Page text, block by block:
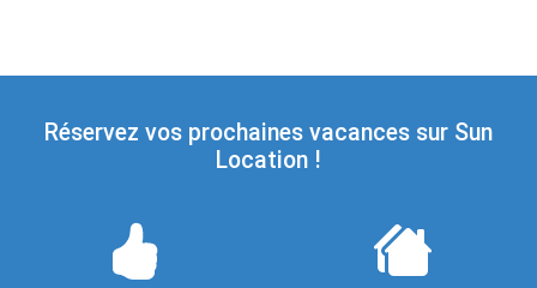
Réservez vos prochaines vacances sur Sun
Location !